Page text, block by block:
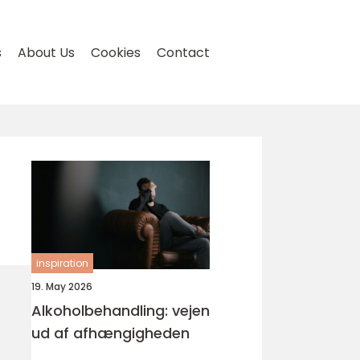
About Us Cookies Contact
inspiration
19. May 2026
Alkoholbehandling: vejen
ud af afhængigheden